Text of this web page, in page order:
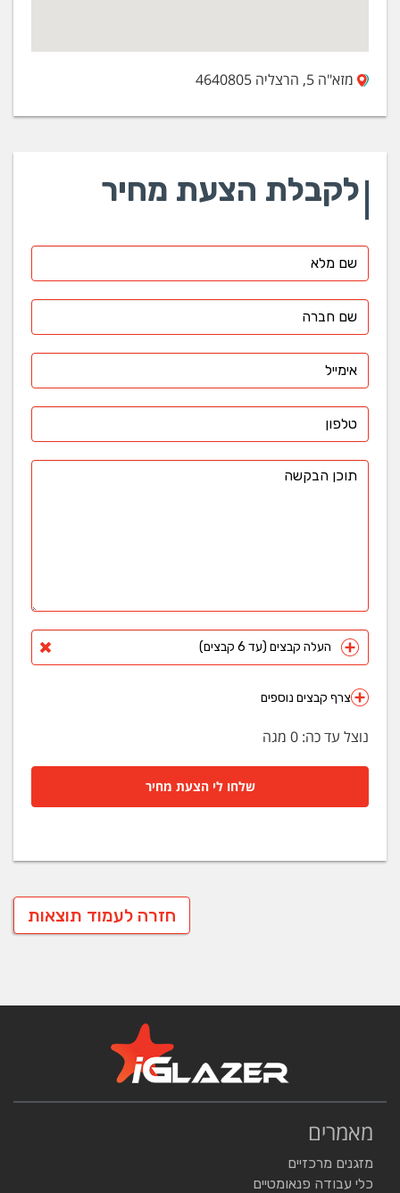
מזא"ה 5, הרצליה 4640805
לקבלת הצעת מחיר
העלה קבצים (עד 6 קבצים)
צרף קבצים נוספים
נוצל עד כה: 0 מגה
שלחו לי הצעת מחיר
חזרה לעמוד תוצאות
מאמרים
מזגנים מרכזיים
כלי עבודה פנאומטיים